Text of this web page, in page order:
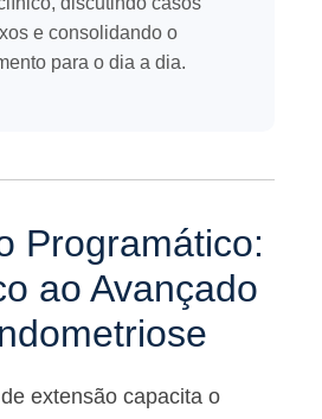
e consolidando o
para o dia a dia.
Programático:
ao Avançado
extensão capacita o